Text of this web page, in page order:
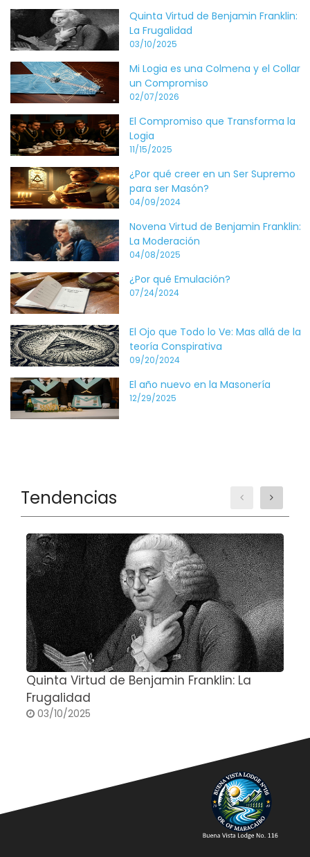
Quinta Virtud de Benjamin Franklin:
La Frugalidad
03/10/2025
Mi Logia es una Colmena y el Collar
un Compromiso
02/07/2026
El Compromiso que Transforma la
Logia
11/15/2025
¿Por qué creer en un Ser Supremo
para ser Masón?
04/09/2024
Novena Virtud de Benjamin Franklin:
La Moderación
04/08/2025
¿Por qué Emulación?
07/24/2024
El Ojo que Todo lo Ve: Mas allá de la
teoría Conspirativa
09/20/2024
El año nuevo en la Masonería
12/29/2025
Tendencias
Quinta Virtud de Benjamin Franklin: La
Frugalidad
03/10/2025